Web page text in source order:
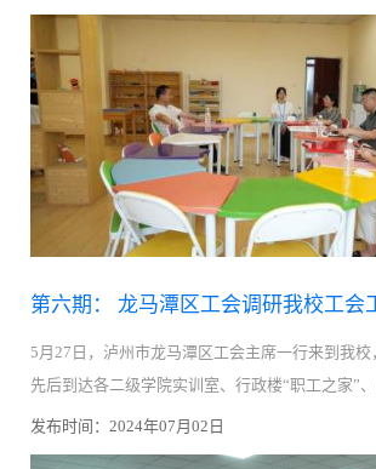
丽华致辞宋丽华主席受...
第六期： 龙马潭区工会调研我校工会
5月27日，泸州市龙马潭区工会主席一行来到我校
先后到达各二级学院实训室、行政楼“职工之家”
心等工会阵地建设场地。
发布时间：2024年07月02日